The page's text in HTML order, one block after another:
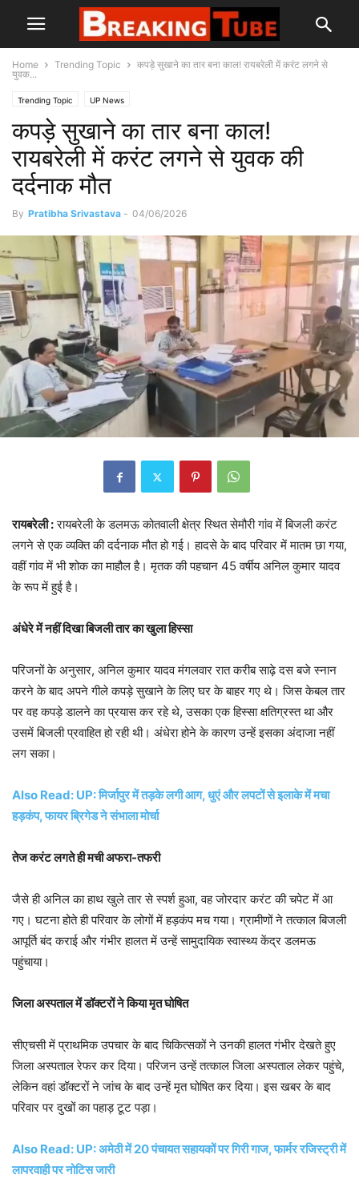
Home Trending Topic
कपड़े सुखाने का तार बना काल! रायबरेली में करंट लगने से
युवक...
Trending Topic UP News
कपड़े सुखाने का तार बना काल!
रायबरेली में करंट लगने से युवक की
दर्दनाक मौत
By Pratibha Srivastava - 04/06/2026
रायबरेली :रायबरेली के डलमऊ कोतवाली क्षेत्र स्थित सेमौरी गांव में बिजली करंट
लगने से एक व्यक्ति की दर्दनाक मौत हो गई। हादसे के बाद परिवार में मातम छा गया,
वहीं गांव में भी शोक का माहौल है। मृतक की पहचान 45 वर्षीय अनिल कुमार यादव
के रूप में हुई है।
अंधेरे में नहीं दिखा बिजली तार का खुला हिस्सा
परिजनों के अनुसार, अनिल कुमार यादव मंगलवार रात करीब साढ़े दस बजे स्नान
करने के बाद अपने गीले कपड़े सुखाने के लिए घर के बाहर गए थे। जिस केबल तार
पर वह कपड़े डालने का प्रयास कर रहे थे, उसका एक हिस्सा क्षतिग्रस्त था और
उसमें बिजली प्रवाहित हो रही थी। अंधेरा होने के कारण उन्हें इसका अंदाजा नहीं
लग सका।
Also Read: UP: मिर्जापुर में तड़के लगी आग, धुएं और लपटों से इलाके में मचा
हड़कंप, फायर ब्रिगेड ने संभाला मोर्चा
तेज करंट लगते ही मची अफरा-तफरी
जैसे ही अनिल का हाथ खुले तार से स्पर्श हुआ, वह जोरदार करंट की चपेट में आ
गए। घटना होते ही परिवार के लोगों में हड़कंप मच गया। ग्रामीणों ने तत्काल बिजली
आपूर्ति बंद कराई और गंभीर हालत में उन्हें सामुदायिक स्वास्थ्य केंद्र डलमऊ
पहुंचाया।
जिला अस्पताल में डॉक्टरों ने किया मृत घोषित
सीएचसी में प्राथमिक उपचार के बाद चिकित्सकों ने उनकी हालत गंभीर देखते हुए
जिला अस्पताल रेफर कर दिया। परिजन उन्हें तत्काल जिला अस्पताल लेकर पहुंचे,
लेकिन वहां डॉक्टरों ने जांच के बाद उन्हें मृत घोषित कर दिया। इस खबर के बाद
परिवार पर दुखों का पहाड़ टूट पड़ा।
Also Read: UP: अमेठी में 20 पंचायत सहायकों पर गिरी गाज, फार्मर रजिस्ट्री में
लापरवाही पर नोटिस जारी